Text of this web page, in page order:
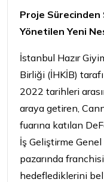
Proje Sürecinden
Yönetilen Yeni
İstanbul Hazır
Birliği (İHKİB)
2022 tarihleri
araya getiren,
fuarına katılan
İş Geliştirme
pazarında
hedeflediklerini